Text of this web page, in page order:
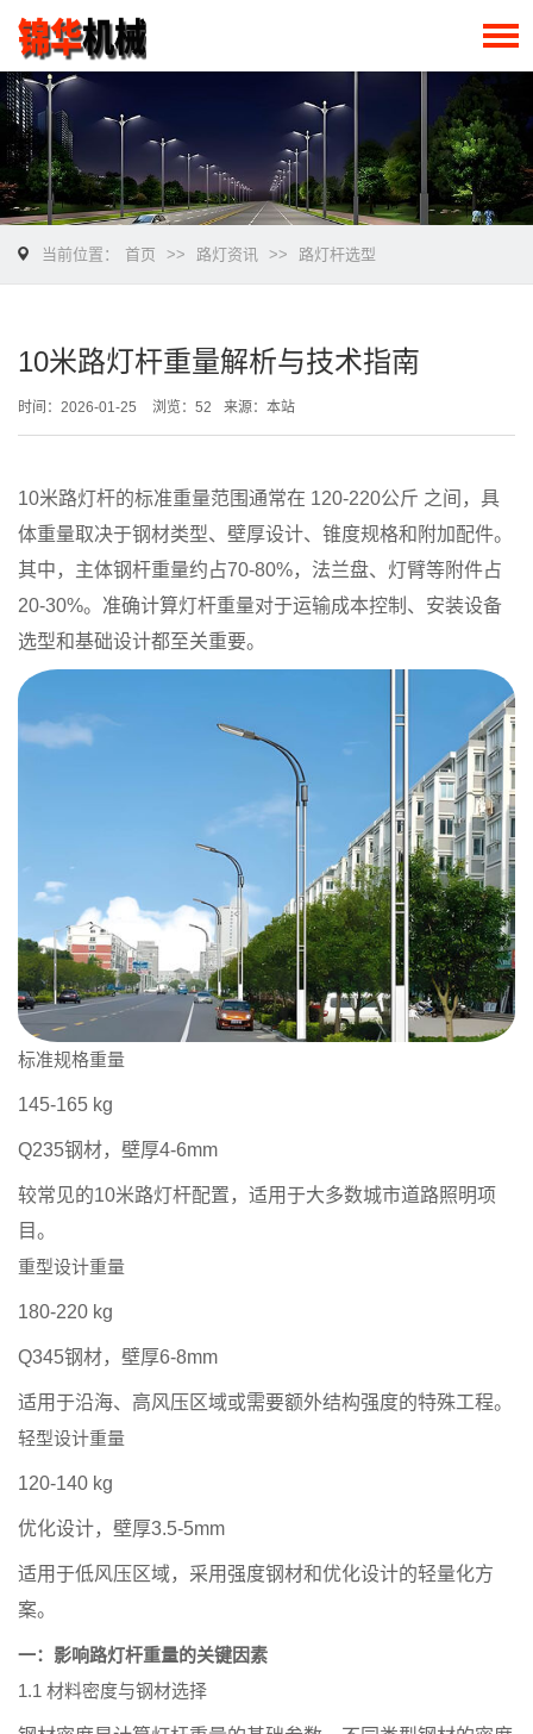
当前位置： 首页 >> 路灯资讯 >> 路灯杆选型
10米路灯杆重量解析与技术指南
时间：2026-01-25 浏览：52 来源：本站
10米路灯杆的标准重量范围通常在 120-220公斤 之间，具
体重量取决于钢材类型、壁厚设计、锥度规格和附加配件。
其中，主体钢杆重量约占70-80%，法兰盘、灯臂等附件占
20-30%。准确计算灯杆重量对于运输成本控制、安装设备
选型和基础设计都至关重要。
标准规格重量
145-165 kg
Q235钢材，壁厚4-6mm
较常见的10米路灯杆配置，适用于大多数城市道路照明项
目。
重型设计重量
180-220 kg
Q345钢材，壁厚6-8mm
适用于沿海、高风压区域或需要额外结构强度的特殊工程。
轻型设计重量
120-140 kg
优化设计，壁厚3.5-5mm
适用于低风压区域，采用强度钢材和优化设计的轻量化方
案。
一：影响路灯杆重量的关键因素
1.1 材料密度与钢材选择